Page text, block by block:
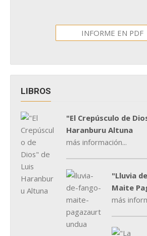
INFORME EN PDF
LIBROS
"El Crepúsculo de
Haranburu Altuna
más información...
"Lluvia
Maite
más